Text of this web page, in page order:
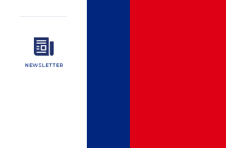
NEWSLETTER